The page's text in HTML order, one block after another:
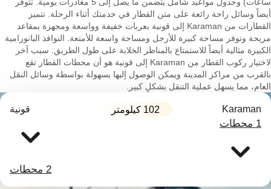
أيضاً وسائل راحة رائعة على متن القطار في خدمتك أثناء الرحلة. تتميز
القطارات من Karaman إلى قونية بعربات خفيفة وواسعة ومجهزة بمقاعد
مريحة وتوفر مساحة كبيرة للأرجل ومساحة واسعة للأمتعة. النوافذ البانورامية
الكبيرة مثالية أيضاً للاستمتاع بالمناظر الخلابة على طول الطريق. سبب آخر
لاختيار ركوب القطار من Karaman إلى قونية هو أن محطات القطار تقع
بالقرب من مراكز المدينة ويمكن الوصول إليها بسهولة بواسطة وسائل النقل
العام، مما يسهل عملية التنقل بشكلٍ كبير.
Karaman 102 كيلومتر قونية
1 محطات
2 محطات